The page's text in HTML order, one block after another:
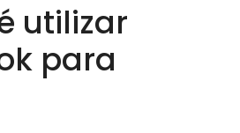
utilizar
para